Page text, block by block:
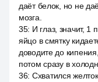
даёт белок, но не
мозга.
35: И глаз, значит, 1
яйцо в смятку
доводите до
потом сразу в
36: Схватился